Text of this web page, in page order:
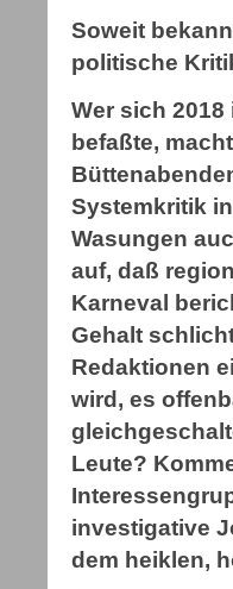
Soweit
politische
Wer sich
befaßte,
Systemkritik
Wasungen
auf, daß
Karneval
Gehalt
Redaktionen
wird, es
Leute?
investigative
dem heiklen,